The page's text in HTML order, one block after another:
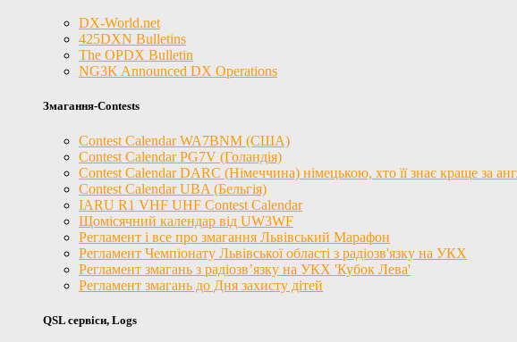
DX-World.net
425DXN Bulletins
The OPDX Bulletin
NG3K Announced DX Operations
Змагання-Contests
Contest Calendar WA7BNM (США)
Contest Calendar PG7V (Голандія)
Contest Calendar DARC (Німеччина) німецькою, хто її знає краще за
Contest Calendar UBA (Бельгія)
IARU R1 VHF UHF Contest Calendar
Щомісячний календар від UW3WF
Регламент і все про змагання Львівський Марафон
Регламент Чемпіонату Львівської області з радіозв'язку на УКХ
Регламент змагань з радіозв’язку на УКХ 'Кубок Лева'
Регламент змагань до Дня захисту дітей
QSL сервіси, Logs